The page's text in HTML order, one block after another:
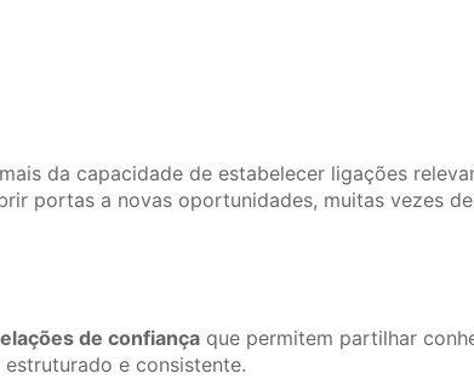
da capacidade de estabelecer ligações
portas a novas oportunidades, muitas vezes
de confiança que permitem partilhar
e consistente.